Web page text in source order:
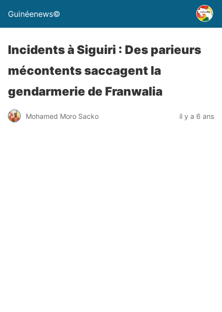
Guinéenews©
Incidents à Siguiri : Des parieurs
mécontents saccagent la
gendarmerie de Franwalia
Mohamed Moro Sacko il y a 6 ans